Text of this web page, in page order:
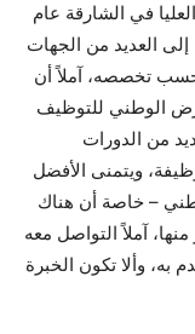
في الشارقة عام
إلى العديد من الجهات
تخصصه، آملاً أن
الوطني للتوظيف
من الدورات
ويتمنى الأفضل
– خاصة أن هناك
آملاً التواصل معه
وألا تكون الخبرة